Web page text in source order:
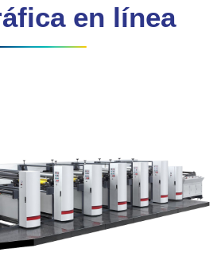
en línea